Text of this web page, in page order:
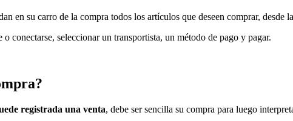
en su carro de la compra todos los artículos que deseen comprar, desde
conectarse, seleccionar un transportista, un método de pago y pagar.
registrada una venta, debe ser sencilla su compra para luego